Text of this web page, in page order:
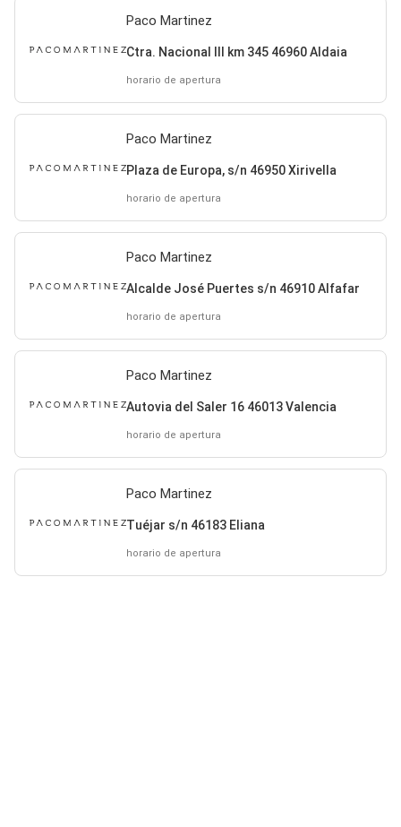
Paco Martinez
Ctra. Nacional III km 345 46960 Aldaia
horario de apertura
Paco Martinez
Plaza de Europa, s/n 46950 Xirivella
horario de apertura
Paco Martinez
Alcalde José Puertes s/n 46910 Alfafar
horario de apertura
Paco Martinez
Autovia del Saler 16 46013 Valencia
horario de apertura
Paco Martinez
Tuéjar s/n 46183 Eliana
horario de apertura